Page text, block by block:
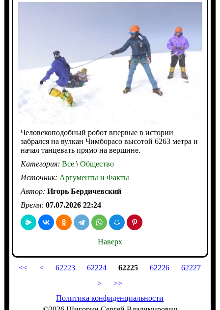
Человекоподобный робот впервые в истории
забрался на вулкан Чимборасо высотой 6263 метра и
начал танцевать прямо на вершине.
Категория: Все\Общество
Источник: Аргументы и Факты
Автор: Игорь Бердичевский
Время: 07.07.2026 22:24
Наверх
<< < 62223 62224 62225 62226
62227
>
>>
Политика конфиденциальности